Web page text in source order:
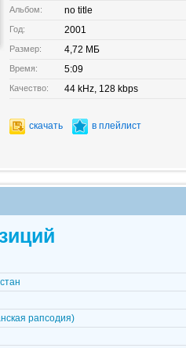
Альбом: no title
Год: 2001
Размер: 4,72 МБ
Время: 5:09
Качество: 44 kHz, 128 kbps
скачать в плейлист
рапсодия)